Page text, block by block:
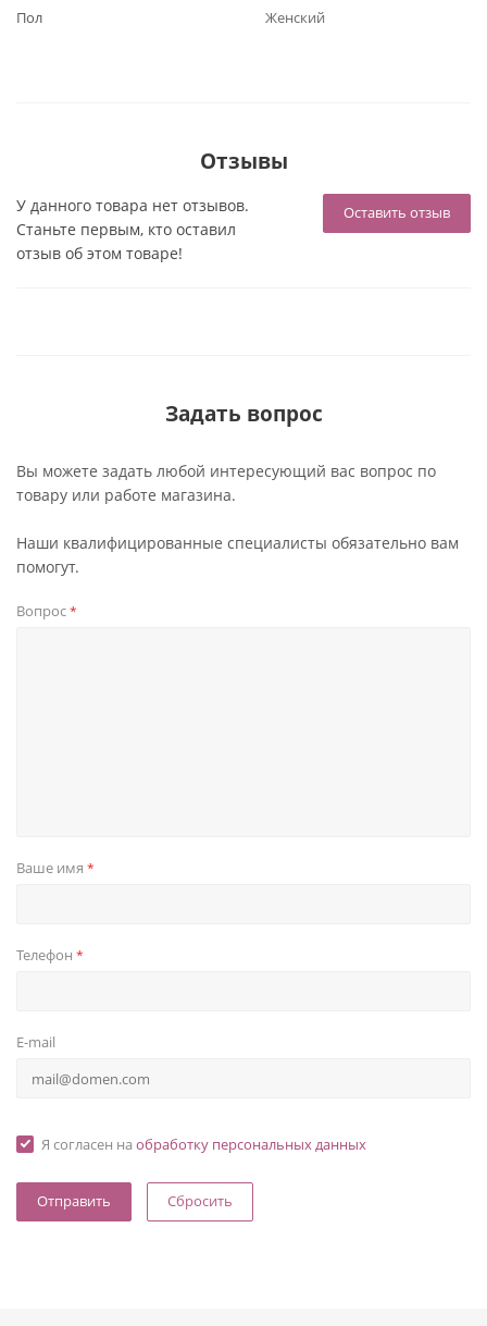
Пол
Женский
Отзывы
Оставить отзыв
У данного товара нет отзывов.
Станьте первым, кто оставил
отзыв об этом товаре!
Задать вопрос
Вы можете задать любой интересующий вас вопрос по
товару или работе магазина.
Наши квалифицированные специалисты обязательно вам
помогут.
Вопрос*
Ваше имя *
Телефон *
E-mail
Я согласен на обработку персональных данных
Сбросить